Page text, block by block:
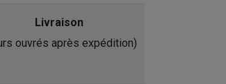
Livraison
ouvrés après expédition)